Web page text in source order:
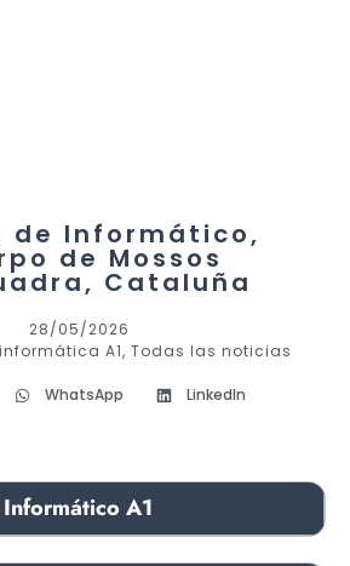
de Informático,
de Mossos
Cataluña
28/05/2026
A1, Todas las noticias
WhatsApp LinkedIn
Informático A1